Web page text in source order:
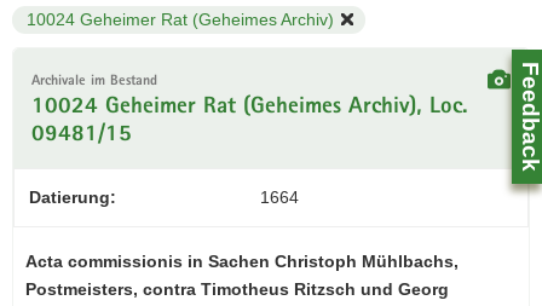
e
o
n
10024 Geheimer Rat (Geheimes Archiv)
Archivale im Bestand
10024 Geheimer Rat (Geheimes Archiv), Loc.
09481/15
Datierung: 1664
Acta commissionis in Sachen Christoph Mühlbachs,
Postmeisters, contra Timotheus Ritzsch und Georg
Feedback